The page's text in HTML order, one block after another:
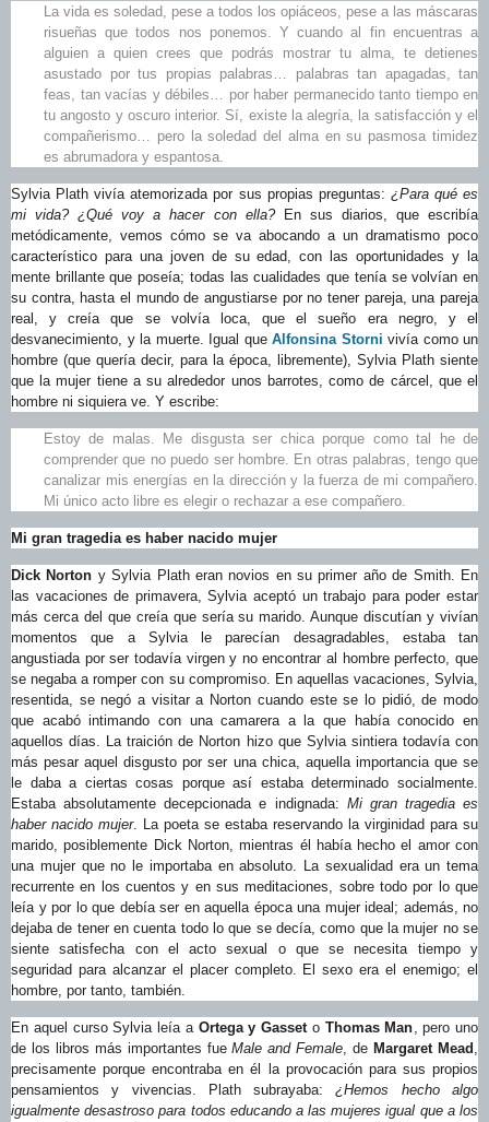
La vida es soledad, pese a todos los opiáceos, pese a las máscaras
risueñas que todos nos ponemos. Y cuando al fin encuentras a
alguien a quien crees que podrás mostrar tu alma, te detienes
asustado por tus propias palabras… palabras tan apagadas, tan
feas, tan vacías y débiles… por haber permanecido tanto tiempo en
tu angosto y oscuro interior. Sí, existe la alegría, la satisfacción y el
compañerismo… pero la soledad del alma en su pasmosa timidez
es abrumadora y espantosa.
Sylvia Plath vivía atemorizada por sus propias preguntas: ¿Para qué es
mi vida? ¿Qué voy a hacer con ella?En sus diarios, que escribía
metódicamente, vemos cómo se va abocando a un dramatismo poco
característico para una joven de su edad, con las oportunidades y la
mente brillante que poseía; todas las cualidades que tenía se volvían en
su contra, hasta el mundo de angustiarse por no tener pareja, una pareja
real, y creía que se volvía loca, que el sueño era negro, y el
desvanecimiento, y la muerte. Igual que Alfonsina Storni vivía como un
hombre (que quería decir, para la época, libremente), Sylvia Plath siente
que la mujer tiene a su alrededor unos barrotes, como de cárcel, que el
hombre ni siquiera ve. Y escribe:
Estoy de malas. Me disgusta ser chica porque como tal he de
comprender que no puedo ser hombre. En otras palabras, tengo que
canalizar mis energías en la dirección y la fuerza de mi compañero.
Mi único acto libre es elegir o rechazar a ese compañero.
Mi gran tragedia es haber nacido mujer
Dick Norton y Sylvia Plath eran novios en su primer año de Smith. En
las vacaciones de primavera, Sylvia aceptó un trabajo para poder estar
más cerca del que creía que sería su marido. Aunque discutían y vivían
momentos que a Sylvia le parecían desagradables, estaba tan
angustiada por ser todavía virgen y no encontrar al hombre perfecto, que
se negaba a romper con su compromiso. En aquellas vacaciones, Sylvia,
resentida, se negó a visitar a Norton cuando este se lo pidió, de modo
que acabó intimando con una camarera a la que había conocido en
aquellos días. La traición de Norton hizo que Sylvia sintiera todavía con
más pesar aquel disgusto por ser una chica, aquella importancia que se
le daba a ciertas cosas porque así estaba determinado socialmente.
Estaba absolutamente decepcionada e indignada: Mi gran tragedia es
haber nacido mujer. La poeta se estaba reservando la virginidad para su
marido, posiblemente Dick Norton, mientras él había hecho el amor con
una mujer que no le importaba en absoluto. La sexualidad era un tema
recurrente en los cuentos y en sus meditaciones, sobre todo por lo que
leía y por lo que debía ser en aquella época una mujer ideal; además, no
dejaba de tener en cuenta todo lo que se decía, como que la mujer no se
siente satisfecha con el acto sexual o que se necesita tiempo y
seguridad para alcanzar el placer completo. El sexo era el enemigo; el
hombre, por tanto, también.
En aquel curso Sylvia leía a Ortega y Gasseto Thomas Man, pero uno
de los libros más importantes fueMale and Female, de Margaret Mead ,
precisamente porque encontraba en él la provocación para sus propios
pensamientos y vivencias. Plath subrayaba:¿Hemos hecho algo
igualmente desastroso para todos educando a las mujeres igual que a los